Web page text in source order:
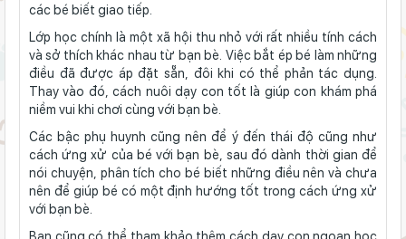
các bé biết giao tiếp.
Lớp học chính là một xã hội thu nhỏ với rất nhiều tính cách
và sở thích khác nhau từ bạn bè. Việc bắt ép bé làm những
điều đã được áp đặt sẵn, đôi khi có thể phản tác dụng.
Thay vào đó, cách nuôi dạy con tốt là giúp con khám phá
niềm vui khi chơi cùng với bạn bè.
Các bậc phụ huynh cũng nên để ý đến thái độ cũng như
cách ứng xử của bé với bạn bè, sau đó dành thời gian để
nói chuyện, phân tích cho bé biết những điều nên và chưa
nên để giúp bé có một định hướng tốt trong cách ứng xử
với bạn bè.
Bạn cũng có thể tham khảo thêm cách dạy con ngoan học